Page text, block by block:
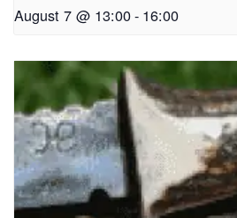
August 7 @ 13:00- 16:00